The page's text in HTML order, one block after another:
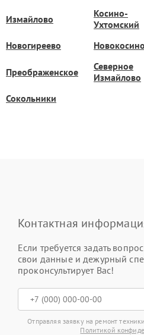
Измайлово
Косино-
Ухтомский
Новогиреево Новокосино
Преображенское
Северное
Измайлово
Сокольники
Контактная
Если требуется задать
свои данные и дежурный
проконсультирует Вас!
Отправляя заявку на ремонт
Политикой